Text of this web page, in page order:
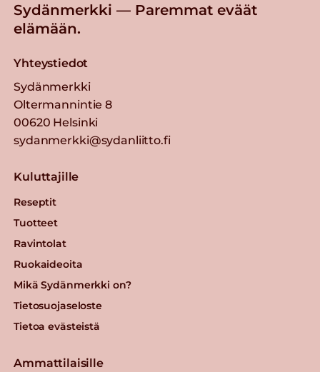
Sydänmerkki — Paremmat eväät
elämään.
Yhteystiedot
Sydänmerkki
Oltermannintie 8
00620 Helsinki
sydanmerkki@sydanliitto.fi
Kuluttajille
Reseptit
Tuotteet
Ravintolat
Ruokaideoita
Mikä Sydänmerkki on?
Tietosuojaseloste
Tietoa evästeistä
Ammattilaisille